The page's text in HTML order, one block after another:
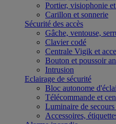
Portier, visiophonie
Carillon et sonnerie
Sécurité des accès
Gâche, ventouse,
Clavier codé
Centrale Vigik et
Bouton et poussoir
Intrusion
Eclairage de sécurité
Bloc autonome
Télécommande et
Luminaire de
Accessoires,